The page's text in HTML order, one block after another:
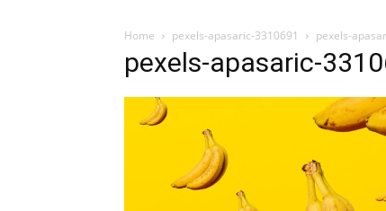
Home pexels-apasaric-3310691 pexels-
pexels-apasaric-